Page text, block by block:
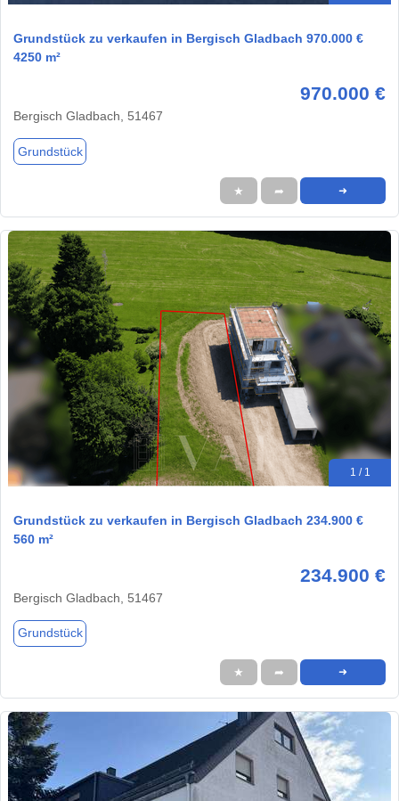
Grundstück zu verkaufen in Bergisch Gladbach 970.000 €
4250 m²
970.000 €
Bergisch Gladbach, 51467
Grundstück
★ ➦ ➜
1 / 1
Grundstück zu verkaufen in Bergisch Gladbach 234.900 €
560 m²
234.900 €
Bergisch Gladbach, 51467
Grundstück
★ ➦ ➜